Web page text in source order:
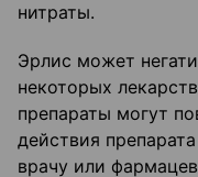
нитраты.
Эрлис может
некоторых
препараты могут
действия
врачу или